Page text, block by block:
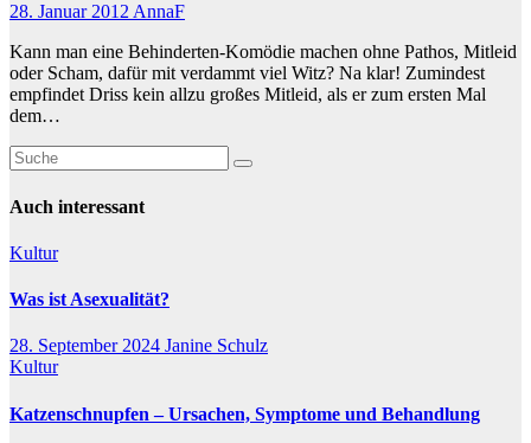
28. Januar 2012AnnaF
Kann man eine Behinderten-Komödie machen ohne Pathos, Mitleid
oder Scham, dafür mit verdammt viel Witz? Na klar! Zumindest
empfindet Driss kein allzu großes Mitleid, als er zum ersten Mal
dem…
Auch interessant
Kultur
Was ist Asexualität?
28. September 2024 Janine Schulz
Kultur
Katzenschnupfen – Ursachen, Symptome und Behandlung